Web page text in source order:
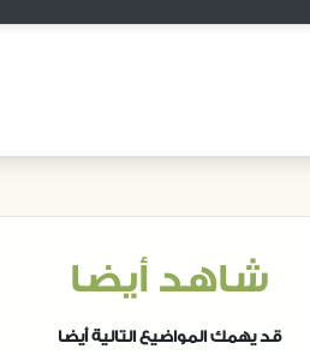
شاهد أيضا
قد يهمك المواضيع التالية أيضا